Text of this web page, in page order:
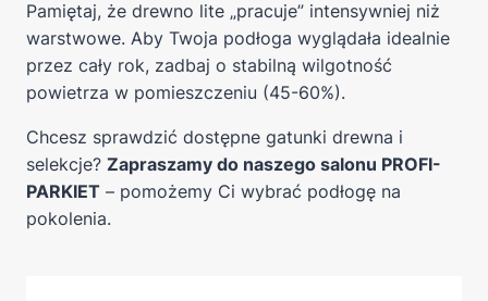
Pamiętaj, że drewno lite „pracuje” intensywniej niż
warstwowe. Aby Twoja podłoga wyglądała idealnie
przez cały rok, zadbaj o stabilną wilgotność
powietrza w pomieszczeniu (45-60%).
Chcesz sprawdzić dostępne gatunki drewna i
selekcje? Zapraszamy do naszego salonu PROFI-
PARKIET – pomożemy Ci wybrać podłogę na
pokolenia.